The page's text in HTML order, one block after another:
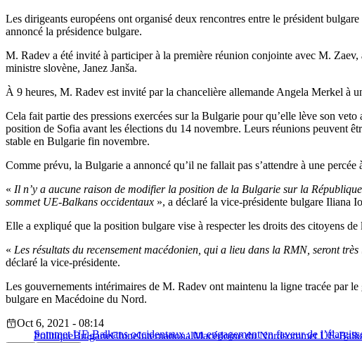
Les dirigeants européens ont organisé deux rencontres entre le président
annoncé la présidence bulgare.
M. Radev a été invité à participer à la première réunion conjointe avec M.
ministre slovène, Janez Janša.
À 9 heures, M. Radev est invité par la chancelière allemande Angela Merkel à
Cela fait partie des pressions exercées sur la Bulgarie pour qu’elle lève son
position de Sofia avant les élections du 14 novembre. Leurs réunions peuvent
stable en Bulgarie fin novembre.
Comme prévu, la Bulgarie a annoncé qu’il ne fallait pas s’attendre à une percée
« Il n’y a aucune raison de modifier la position de la Bulgarie sur la
sommet UE-Balkans occidentaux », a déclaré la vice-présidente bulgare Iliana
Elle a expliqué que la position bulgare vise à respecter les droits des citoyens
« Les résultats du recensement macédonien, qui a lieu dans la RMN, seront
déclaré la vice-présidente.
Les gouvernements intérimaires de M. Radev ont maintenu la ligne tracée par
bulgare en Macédoine du Nord.
Sommet UE-Balkans occidentaux : un engagement en faveur de
Oct 6, 2021 - 08:14
PolitiqueBulgarieChineInternationalMacédoine du Nordsommet UE-